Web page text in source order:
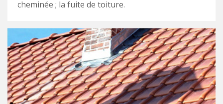
cheminée ; la fuite de toiture.